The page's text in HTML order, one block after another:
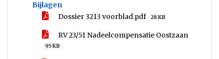
Bijlagen
Dossier 3213 voorblad.pdf
28 KB
RV 23/51 Nadeelcompensatie Oostzaan
95 KB